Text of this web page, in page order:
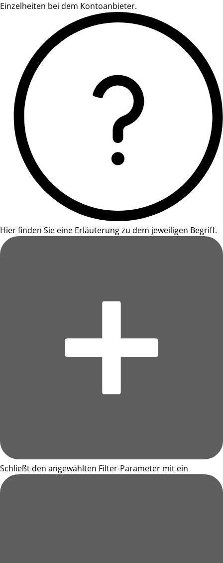
Einzelheiten bei dem Kontoanbieter.
Hier finden Sie eine Erläuterung zu dem jeweiligen Begriff.
Schließt den angewählten Filter-Parameter mit ein